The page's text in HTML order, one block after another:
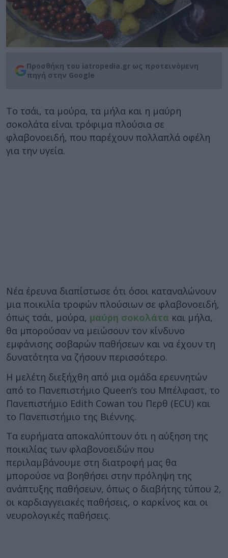
Προσθήκη του iatropedia.gr ως προτεινόμενη
πηγή στην Google
Tο τσάι, τα μούρα, τα μήλα και η μαύρη
σοκολάτα είναι τρόφιμα πλούσια σε
φλαβονοειδή, που παρέχουν πολλαπλά οφέλη
για την υγεία.
Νέα έρευνα διαπίστωσε ότι όσοι καταναλώνουν
μια ποικιλία τροφών πλούσιων σε φλαβονοειδή,
όπως τσάι, μούρα, μαύρη σοκολάτα και μήλα,
θα μπορούσαν να μειώσουν τον κίνδυνο
εμφάνισης σοβαρών παθήσεων και να έχουν τη
δυνατότητα να ζήσουν περισσότερο.
Η μελέτη διεξήχθη από μια ομάδα ερευνητών
από το Πανεπιστήμιο Queen’s του Μπέλφαστ, το
Πανεπιστήμιο Edith Cowan του Περθ (ECU) και
το Πανεπιστήμιο της Βιέννης.
Τα ευρήματα αποκαλύπτουν ότι η αύξηση της
ποικιλίας των φλαβονοειδών που
περιλαμβάνουμε στη διατροφή μας θα
μπορούσε να βοηθήσει στην πρόληψη της
ανάπτυξης παθήσεων, όπως ο διαβήτης τύπου 2,
οι καρδιαγγειακές παθήσεις, ο καρκίνος και οι
νευρολογικές παθήσεις.